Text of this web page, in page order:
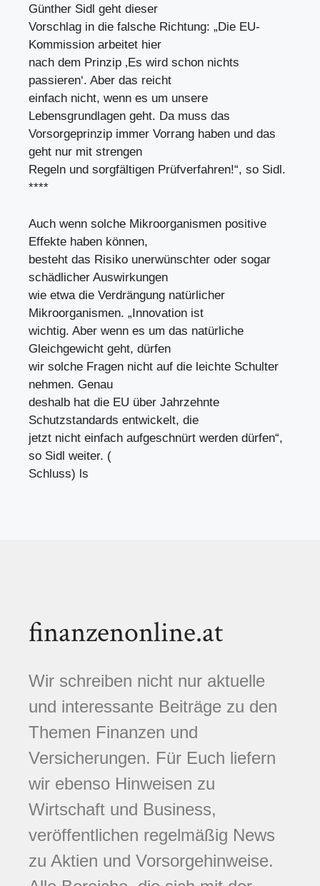
Günther Sidl geht dieser
Vorschlag in die falsche Richtung: „Die EU-
Kommission arbeitet hier
nach dem Prinzip ‚Es wird schon nichts
passieren‘. Aber das reicht
einfach nicht, wenn es um unsere
Lebensgrundlagen geht. Da muss das
Vorsorgeprinzip immer Vorrang haben und das
geht nur mit strengen
Regeln und sorgfältigen Prüfverfahren!“, so Sidl.
****
Auch wenn solche Mikroorganismen positive
Effekte haben können,
besteht das Risiko unerwünschter oder sogar
schädlicher Auswirkungen
wie etwa die Verdrängung natürlicher
Mikroorganismen. „Innovation ist
wichtig. Aber wenn es um das natürliche
Gleichgewicht geht, dürfen
wir solche Fragen nicht auf die leichte Schulter
nehmen. Genau
deshalb hat die EU über Jahrzehnte
Schutzstandards entwickelt, die
jetzt nicht einfach aufgeschnürt werden dürfen“,
so Sidl weiter. (
Schluss) ls
finanzenonline.at
Wir schreiben nicht nur aktuelle
und interessante Beiträge zu den
Themen Finanzen und
Versicherungen. Für Euch liefern
wir ebenso Hinweisen zu
Wirtschaft und Business,
veröffentlichen regelmäßig News
zu Aktien und Vorsorgehinweise.